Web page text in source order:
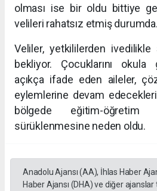
olması ise bir oldu bittiye
velileri rahatsız etmiş durumda.
Veliler, yetkililerden
bekliyor. Çocuklarını okula
açıkça ifade eden aileler,
eylemlerine devam
bölgede eğitim-öğretim
sürüklenmesine neden oldu.
Anadolu Ajansı (AA), İhlas Haber
Haber Ajansı (DHA) ve diğer